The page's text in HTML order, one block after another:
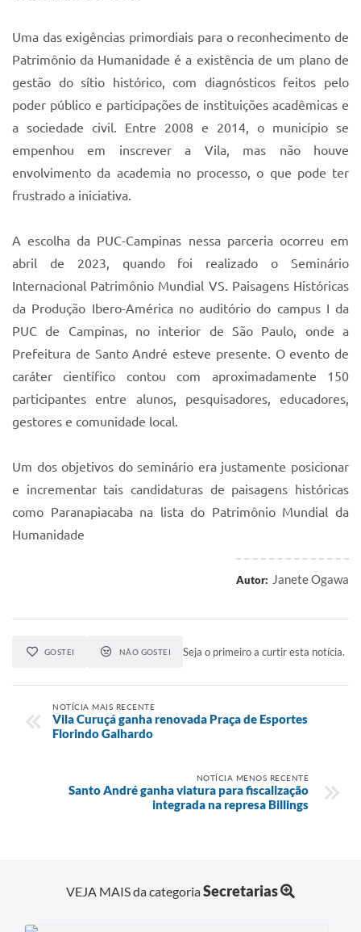
Uma das exigências primordiais para o reconhecimento de
Patrimônio da Humanidade é a existência de um plano de
gestão do sítio histórico, com diagnósticos feitos pelo
poder público e participações de instituições acadêmicas e
a sociedade civil. Entre 2008 e 2014, o município se
empenhou em inscrever a Vila, mas não houve
envolvimento da academia no processo, o que pode ter
frustrado a iniciativa.
A escolha da PUC-Campinas nessa parceria ocorreu em
abril de 2023, quando foi realizado o Seminário
Internacional Patrimônio Mundial VS. Paisagens Históricas
da Produção Ibero-América no auditório do campus I da
PUC de Campinas, no interior de São Paulo, onde a
Prefeitura de Santo André esteve presente. O evento de
caráter científico contou com aproximadamente 150
participantes entre alunos, pesquisadores, educadores,
gestores e comunidade local.
Um dos objetivos do seminário era justamente posicionar
e incrementar tais candidaturas de paisagens históricas
como Paranapiacaba na lista do Patrimônio Mundial da
Humanidade
Autor: Janete Ogawa
GOSTEI NÃO GOSTEI Seja o primeiro a curtir esta notícia.
NOTÍCIA MAIS RECENTE
Vila Curuçá ganha renovada Praça de Esportes
Florindo Galhardo
NOTÍCIA MENOS RECENTE
Santo André ganha viatura para fiscalização
integrada na represa Billings
VEJA MAIS da categoriaSecretarias